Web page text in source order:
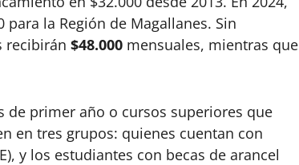
la Región de Magallanes. Sin
recibirán $48.000 mensuales, mientras que
de primer año o cursos superiores que
en tres grupos: quienes cuentan con
y los estudiantes con becas de arancel